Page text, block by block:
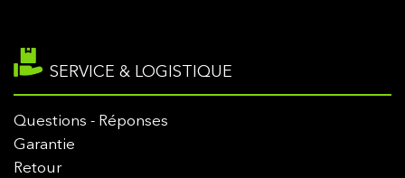
SERVICE & LOGISTIQUE
Questions - Réponses
Garantie
Retour